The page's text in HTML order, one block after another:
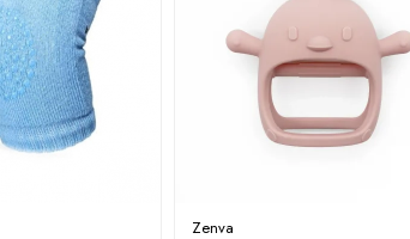
Zenva